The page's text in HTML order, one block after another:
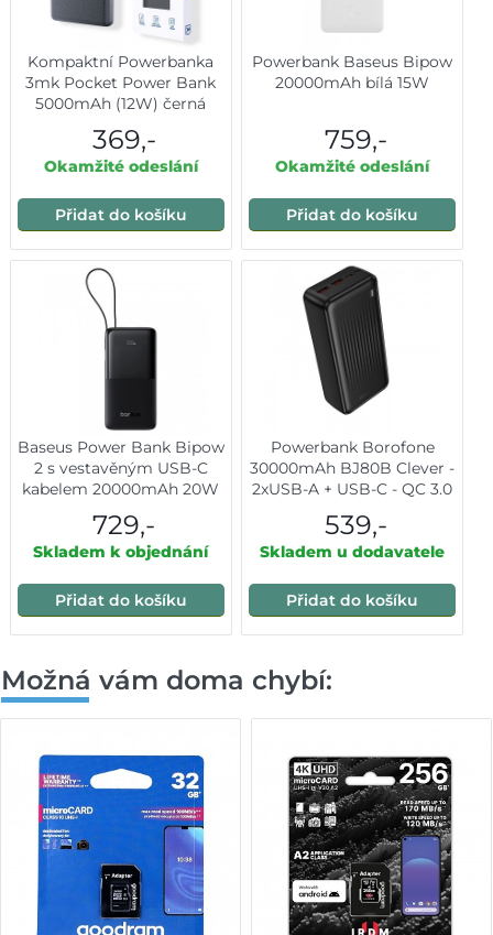
Kompaktní Powerbanka
3mk Pocket Power Bank
5000mAh (12W) černá
369,-
Okamžité odeslání
Přidat do košíku
Powerbank Baseus Bipow
20000mAh bílá 15W
759,-
Okamžité odeslání
Přidat do košíku
Baseus Power Bank Bipow
2 s vestavěným USB-C
kabelem 20000mAh 20W
729,-
Skladem k objednání
Přidat do košíku
Powerbank Borofone
30000mAh BJ80B Clever -
2xUSB-A + USB-C - QC 3.0
539,-
Skladem u dodavatele
Přidat do košíku
Možná vám doma chybí: